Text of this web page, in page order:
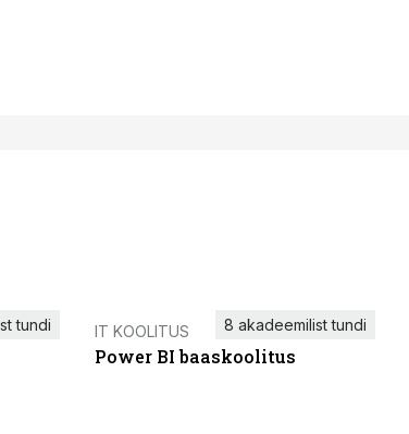
tundi IT KOOLITUS
Power BI baaskoolitus
8 akadeemilist tundi